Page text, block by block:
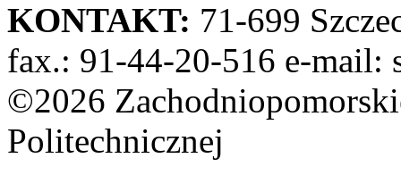
KONTAKT: 71-699
fax.: 91-44-20-516 e-mail:
©2026
Politechnicznej